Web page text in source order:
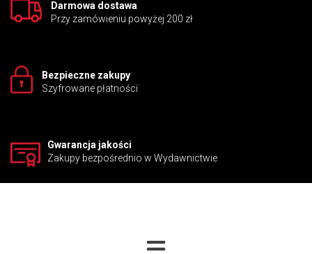
Darmowa dostawa
Przy zamówieniu powyżej 200 zł
Bezpieczne zakupy
Szyfrowane płatności
Gwarancja jakości
Zakupy bezpośrednio w Wydawnictwie